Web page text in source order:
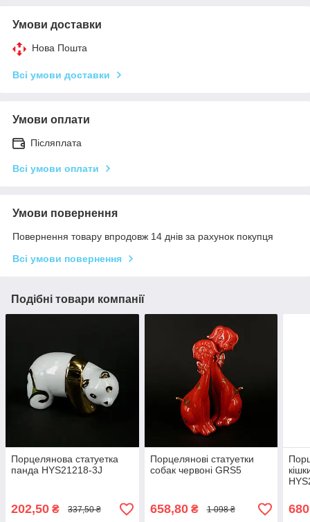
Умови доставки
Нова Пошта
Всі умови доставки
Умови оплати
Післяплата
Всі умови оплати
Умови повернення
Повернення товару впродовж 14 днів за рахунок покупця
Всі умови повернення
Подібні товари компанії
Порцелянова статуетка
панда HYS21218-3J
202,50 ₴ 337,50 ₴
Порцелянові статуетки
собак червоні GRS5
658,80₴ 1 098 ₴